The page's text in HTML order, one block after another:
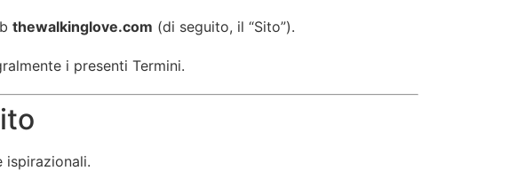
thewalkinglove.com (di seguito, il “Sito”).
i presenti Termini.
ispirazionali.